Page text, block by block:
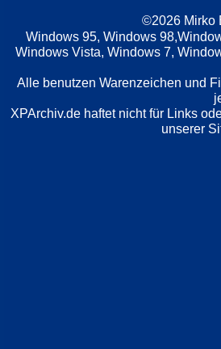
©2026 Mirko
Windows 95, Windows
Windows Vista, Windows 7,
Alle benutzen Warenzeichen und
XPArchiv.de haftet nicht für Links
unserer